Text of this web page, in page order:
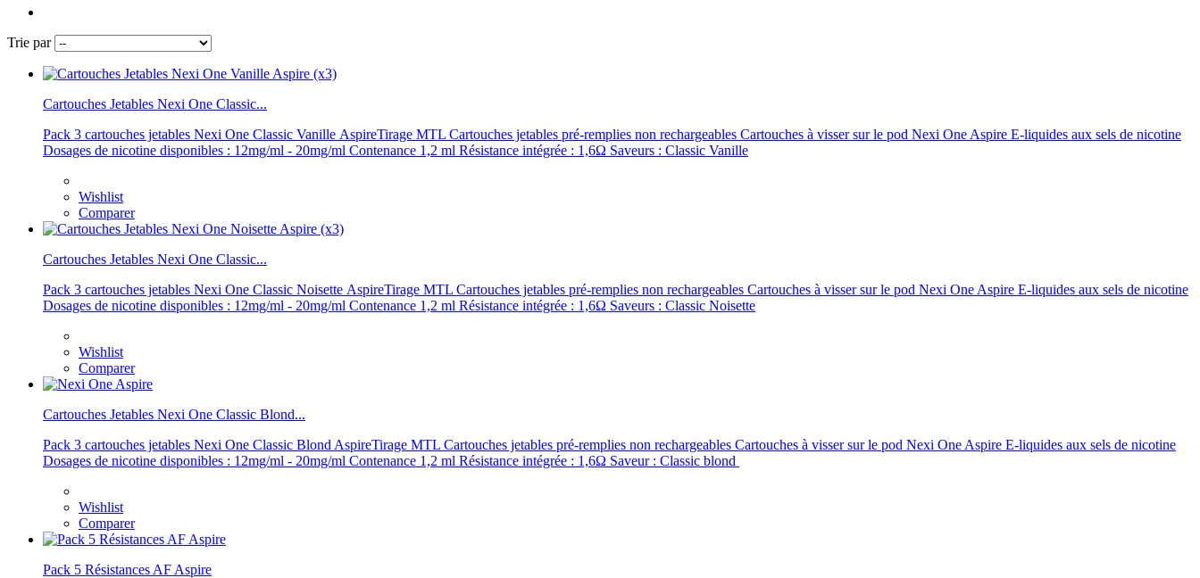
Trie par
Cartouches Jetables Nexi One Classic...
Pack 3 cartouches jetables Nexi One Classic Vanille AspireTirage MTL Cartouches jetables pré-remplies non rechargeables Cartouches à visser sur le pod Nexi One Aspire E-liquides aux sels de nicotine
Dosages de nicotine disponibles : 12mg/ml - 20mg/ml Contenance 1,2 ml Résistance intégrée : 1,6Ω Saveurs : Classic Vanille
Wishlist
Comparer
Cartouches Jetables Nexi One Classic...
Pack 3 cartouches jetables Nexi One Classic Noisette AspireTirage MTL Cartouches jetables pré-remplies non rechargeables Cartouches à visser sur le pod Nexi One Aspire E-liquides aux sels de nicotine
Dosages de nicotine disponibles : 12mg/ml - 20mg/ml Contenance 1,2 ml Résistance intégrée : 1,6Ω Saveurs : Classic Noisette
Wishlist
Comparer
Cartouches Jetables Nexi One Classic Blond...
Pack 3 cartouches jetables Nexi One Classic Blond AspireTirage MTL Cartouches jetables pré-remplies non rechargeables Cartouches à visser sur le pod Nexi One Aspire E-liquides aux sels de nicotine
Dosages de nicotine disponibles : 12mg/ml - 20mg/ml Contenance 1,2 ml Résistance intégrée : 1,6Ω Saveur : Classic blond
Wishlist
Comparer
Pack 5 Résistances AF Aspire